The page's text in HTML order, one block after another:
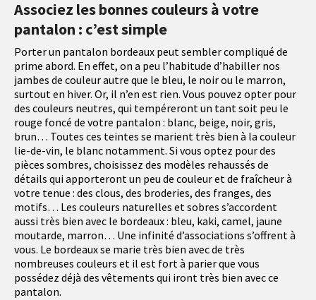
Associez les bonnes couleurs à votre
pantalon : c’est simple
Porter un pantalon bordeaux peut sembler compliqué de
prime abord. En effet, on a peu l’habitude d’habiller nos
jambes de couleur autre que le bleu, le noir ou le marron,
surtout en hiver. Or, il n’en est rien. Vous pouvez opter pour
des couleurs neutres, qui tempéreront un tant soit peu le
rouge foncé de votre pantalon : blanc, beige, noir, gris,
brun… Toutes ces teintes se marient très bien à la couleur
lie-de-vin, le blanc notamment. Si vous optez pour des
pièces sombres, choisissez des modèles rehaussés de
détails qui apporteront un peu de couleur et de fraîcheur à
votre tenue : des clous, des broderies, des franges, des
motifs… Les couleurs naturelles et sobres s’accordent
aussi très bien avec le bordeaux : bleu, kaki, camel, jaune
moutarde, marron… Une infinité d’associations s’offrent à
vous. Le bordeaux se marie très bien avec de très
nombreuses couleurs et il est fort à parier que vous
possédez déjà des vêtements qui iront très bien avec ce
pantalon.